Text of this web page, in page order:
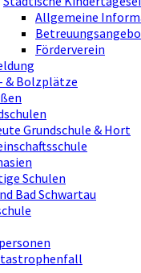
Allgemeine
Förderverein
& Bolzplätze
Grundschule & Hort
Schulen
Bad Schwartau